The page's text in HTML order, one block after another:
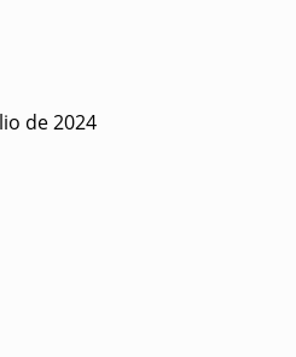
de 2024